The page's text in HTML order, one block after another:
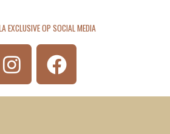
EXCLUSIVE OP SOCIAL MEDIA
I
n
s
F
a
c